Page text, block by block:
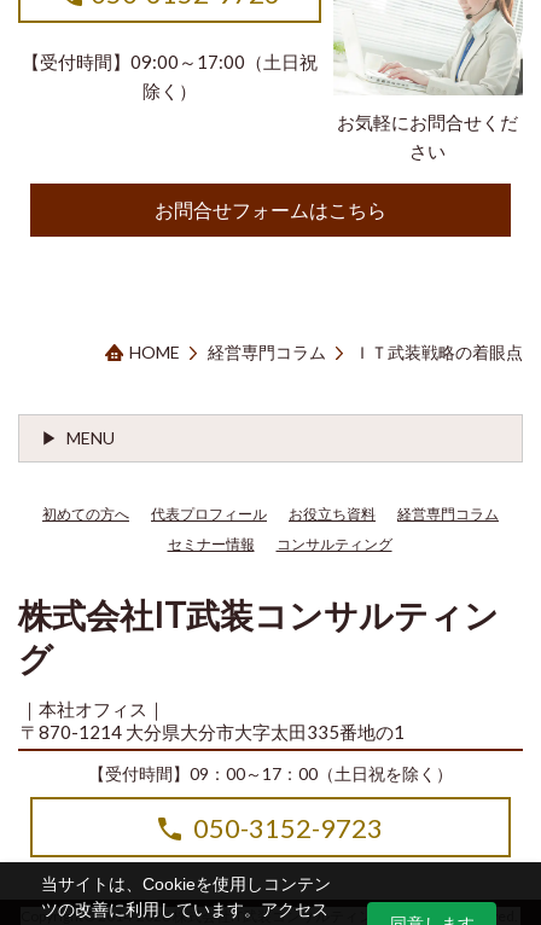
当サイトは、Cookieを使用しコンテン
ツの改善に利用しています。アクセス
お気軽にお問合せくだ
さい
【受付時間】09:00～17:00（土日祝
除く）
お問合せフォームはこちら
HOME 経営専門コラム ＩＴ武装戦略の着眼点
MENU
初めての方へ 代表プロフィール お役立ち資料
経営専門コラム
セミナー情報
コンサルティング
株式会社IT武装コンサルティン
グ
｜本社オフィス｜
〒870-1214 大分県大分市大字太田335番地の1
【受付時間】09：00～17：00（土日祝を除く）
050-3152-9723
Copyright© 2014-2026 株式会社IT武装コンサルティング All Rights Reserved.